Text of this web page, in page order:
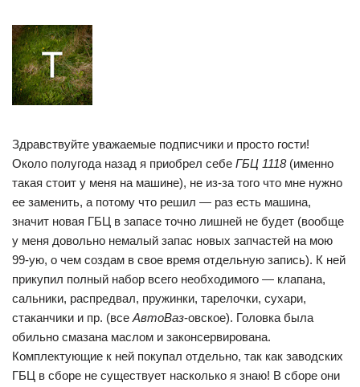
Здравствуйте уважаемые подписчики и просто гости!
Около полугода назад я приобрел себе ГБЦ 1118(именно
такая стоит у меня на машине), не из-за того что мне нужно
ее заменить, а потому что решил — раз есть машина,
значит новая ГБЦ в запасе точно лишней не будет (вообще
у меня довольно немалый запас новых запчастей на мою
99-ую, о чем создам в свое время отдельную запись). К ней
прикупил полный набор всего необходимого — клапана,
сальники, распредвал, пружинки, тарелочки, сухари,
стаканчики и пр. (все АвтоВаз-овское). Головка была
обильно смазана маслом и законсервирована.
Комплектующие к ней покупал отдельно, так как заводских
ГБЦ в сборе не существует насколько я знаю! В сборе они